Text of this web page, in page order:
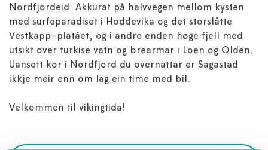
Nordfjordeid. Akkurat på halvvegen mellom kysten
med surfeparadiset i Hoddevika og det storslåtte
Vestkapp-platået, og i andre enden høge fjell med
utsikt over turkise vatn og brearmar i Loen og Olden.
Uansett kor i Nordfjord du overnattar er Sagastad
ikkje meir enn om lag ein time med bil.
Velkommen til vikingtida!